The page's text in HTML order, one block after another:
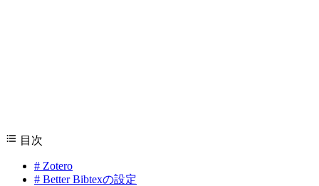
目次
# Zotero
# Better Bibtexの設定